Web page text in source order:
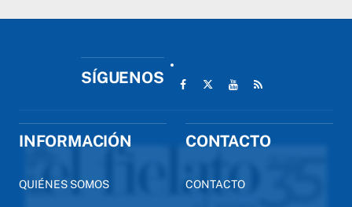
SÍGUENOS
INFORMACIÓN
QUIÉNES SOMOS
CONTACTO
CONTACTO